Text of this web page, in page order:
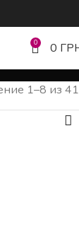
0 0
1–8 из 41